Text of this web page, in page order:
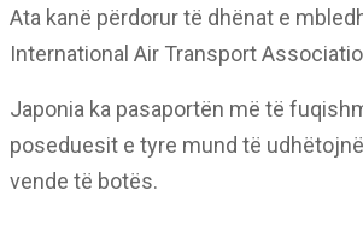
Ata kanë përdorur të dhënat e
International Air Transport
Japonia ka pasaportën më të
poseduesit e tyre mund të
vende të botës.